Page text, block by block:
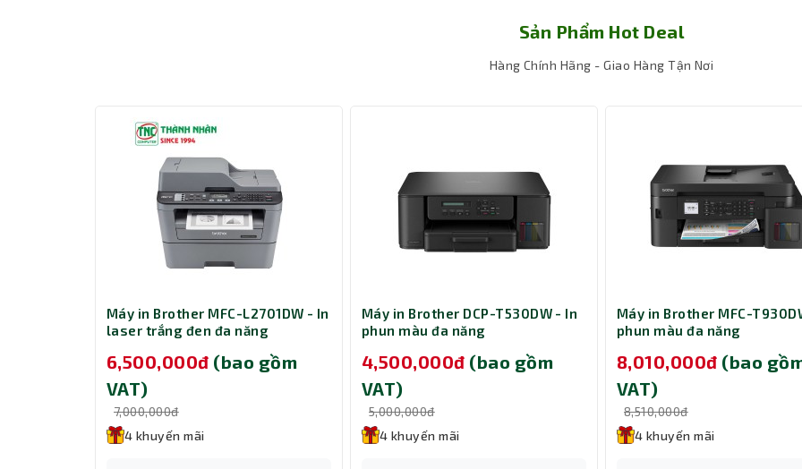
Máy scan HP ScanJet Pro N6600 fnw1 (20G08A) là dòng máy quét tài liệu chuyên nghiệp thuộc phân khúc cao cấp
được thiết kế đặc biệt cho văn phòng, doanh nghiệp và tổ chức cần xử lý khối lượng tài liệu lớn hàng ngày. Với khả
Sản Phẩm Hot Deal
Hàng Chính Hãng - Giao Hàng Tận Nơi
Máy in Brother MFC-L2701DW - In
laser trắng đen đa năng
6,500,000đ (bao gồm
VAT)
7,000,000đ
4 khuyến mãi
Máy in Brother DCP-T530DW - In
phun màu đa năng
4,500,000đ (bao gồm
VAT)
5,000,000đ
4 khuyến mãi
Máy in Brother MFC-
phun màu đa năng
8,010,000đ (bao
VAT)
8,510,000đ
4 khuyến mãi